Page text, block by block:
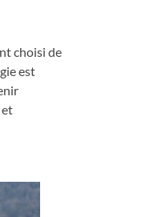
choisi de
est
et